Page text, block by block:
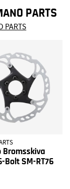
PARTS
Bromsskiva
Bolt SM-RT76